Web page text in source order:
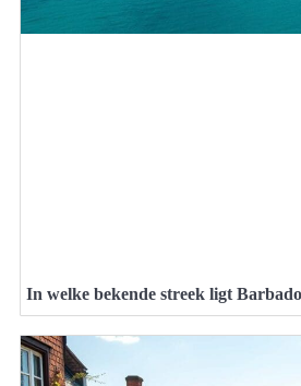
In welke bekende streek ligt